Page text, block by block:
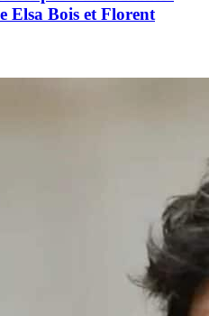
Elsa Bois et Florent